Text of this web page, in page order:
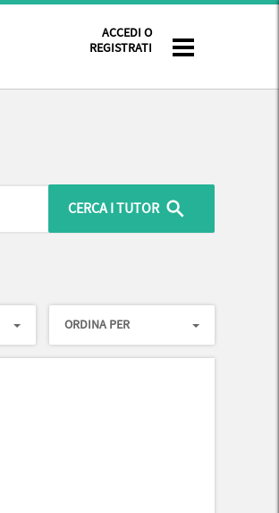
ACCEDI O
REGISTRATI
ORDINA PER